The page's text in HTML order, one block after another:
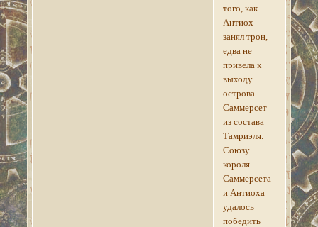
того, как
Антиох
занял трон,
едва не
привела к
выходу
острова
Саммерсет
из состава
Тамриэля.
Союзу
короля
Саммерсета
и Антиоха
удалось
победить